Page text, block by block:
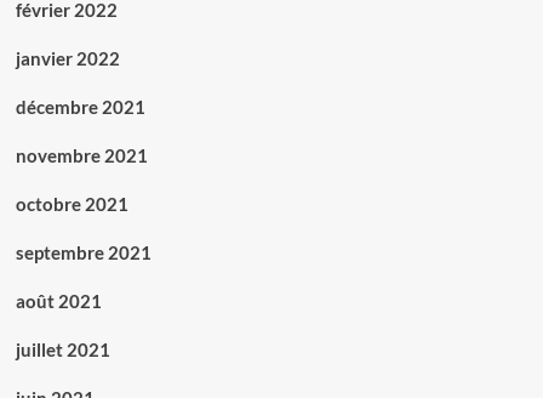
février 2022
janvier 2022
décembre 2021
novembre 2021
octobre 2021
septembre 2021
août 2021
juillet 2021